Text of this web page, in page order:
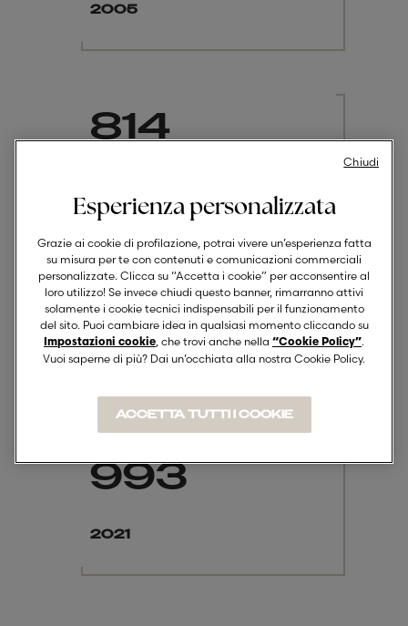
2005
814
1.039
2018
993
2021
Esperienza personalizzata
Grazie ai cookie di profilazione, potrai vivere un’esperienza fatta
su misura per te con contenuti e comunicazioni commerciali
personalizzate. Clicca su “Accetta i cookie” per acconsentire al
loro utilizzo! Se invece chiudi questo banner, rimarranno attivi
solamente i cookie tecnici indispensabili per il funzionamento
del sito. Puoi cambiare idea in qualsiasi momento cliccando su
Impostazioni cookie , che trovi anche nella “Cookie Policy”.
Vuoi saperne di più? Dai un’occhiata alla nostra Cookie Policy.
ACCETTA TUTTI I COOKIE
Chiudi